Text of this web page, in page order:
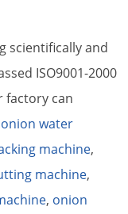
scientifically and
ISO9001-2000
factory can
onion water
machine,
machine,
, onion